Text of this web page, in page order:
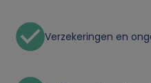
Verzekeringen en